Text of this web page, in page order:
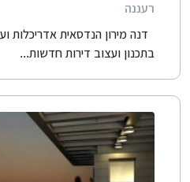
רעננה
דנה מירון הנדסאית אדריכלות
בתכנון ועצוב דירות חדשות...